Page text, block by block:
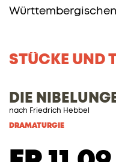
STÜCKE UND
DIE
nach Friedrich Hebbel
DRAMATURGIE